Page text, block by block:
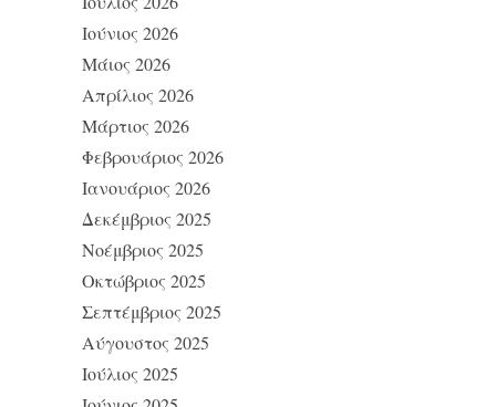
Ιούνιος 2026
Μάιος 2026
Απρίλιος 2026
Μάρτιος 2026
Φεβρουάριος 2026
Ιανουάριος 2026
Δεκέμβριος 2025
Νοέμβριος 2025
Οκτώβριος 2025
Σεπτέμβριος 2025
Αύγουστος 2025
Ιούλιος 2025